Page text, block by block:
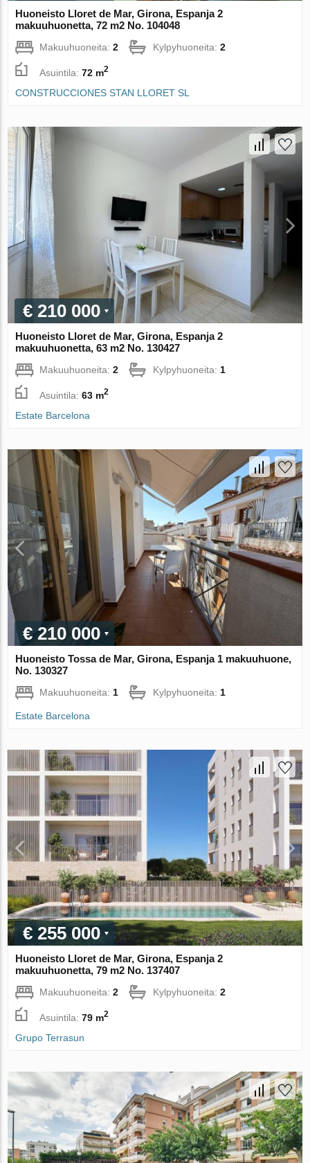
Huoneisto Lloret de Mar, Girona, Espanja 2
makuuhuonetta, 72 m2 No. 104048
Makuuhuoneita:2 Kylpyhuoneita:2
Asuintila:72 m2
CONSTRUCCIONES STAN LLORET SL
€ 210 000
Huoneisto Lloret de Mar, Girona, Espanja 2
makuuhuonetta, 63 m2 No. 130427
Makuuhuoneita:2 Kylpyhuoneita: 1
Asuintila:63 m2
Estate Barcelona
€ 210 000
Huoneisto Tossa de Mar, Girona, Espanja 1 makuuhuone,
No. 130327
Makuuhuoneita: 1 Kylpyhuoneita: 1
Estate Barcelona
€ 255 000
Huoneisto Lloret de Mar, Girona, Espanja 2
makuuhuonetta, 79 m2 No. 137407
Makuuhuoneita:2 Kylpyhuoneita:2
Asuintila:79 m2
Grupo Terrasun